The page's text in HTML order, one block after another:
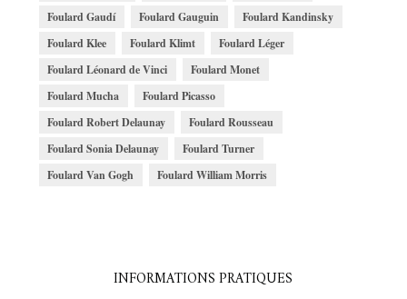
Foulard Gaudí
Foulard Gauguin
Foulard Kandinsky
Foulard Klee
Foulard Klimt
Foulard Léger
Foulard Léonard de Vinci
Foulard Monet
Foulard Mucha
Foulard Picasso
Foulard Robert Delaunay
Foulard Rousseau
Foulard Sonia Delaunay
Foulard Turner
Foulard Van Gogh
Foulard William Morris
INFORMATIONS PRATIQUES